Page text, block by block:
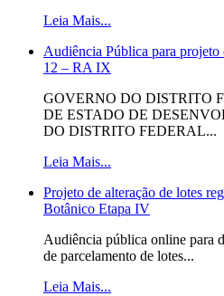
Leia Mais...
Audiência Pública para
12 – RA IX
GOVERNO DO DISTRITO
DE ESTADO DE
DO DISTRITO FEDERAL...
Leia Mais...
Projeto de alteração de lotes
Botânico Etapa IV
Audiência pública online para
de parcelamento de lotes...
Leia Mais...